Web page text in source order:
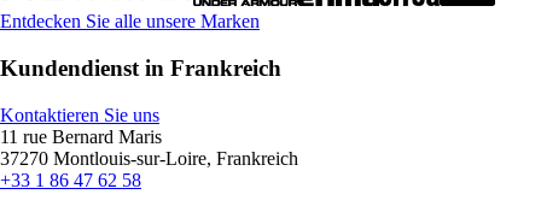
Entdecken Sie alle unsere Marken
Kundendienst in Frankreich
Kontaktieren Sie uns
11 rue Bernard Maris
37270 Montlouis-sur-Loire, Frankreich
+33 1 86 47 62 58